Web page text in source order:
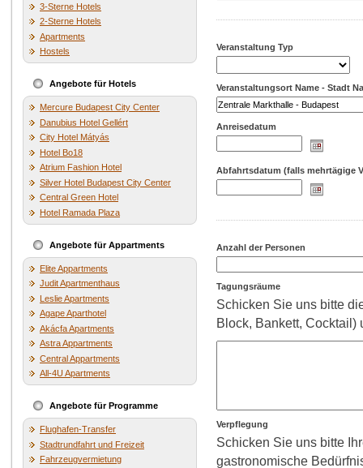
3-Sterne Hotels
2-Sterne Hotels
Apartments
Hostels
Angebote für Hotels
Mercure Budapest City Center
Danubius Hotel Gellért
City Hotel Mátyás
Hotel Bo18
Atrium Fashion Hotel
Silver Hotel Budapest City Center
Central Green Hotel
Hotel Ramada Plaza
Angebote für Appartments
Elite Appartments
Judit Apartmenthaus
Leslie Apartments
Agape Aparthotel
Akácfa Apartments
Astra Appartments
Central Appartments
All-4U Apartments
Angebote für Programme
Flughafen-Transfer
Stadtrundfahrt und Freizeit
Fahrzeugvermietung
Veranstaltung Typ
Veranstaltungsort Name - Stadt
Anreisedatum
Abfahrtsdatum (falls mehrtägige
Anzahl der Personen
Tagungsräume
Schicken Sie uns bitte
Block, Bankett, Cocktail)
Verpflegung
Schicken Sie uns bitte
gastronomische